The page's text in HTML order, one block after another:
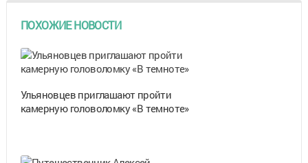
ПОХОЖИЕ НОВОСТИ
Ульяновцев приглашают пройти
камерную головоломку «В темноте»